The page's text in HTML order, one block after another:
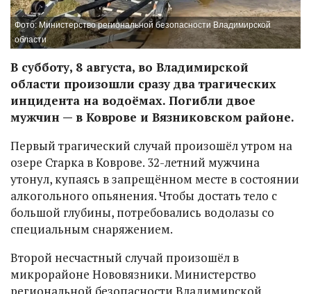
Фото: Министерство региональной безопасности Владимирской
области
В субботу, 8 августа, во Владимирской
области произошли сразу два трагических
инцидента на водоёмах. Погибли двое
мужчин — в Коврове и Вязниковском районе.
Первый трагический случай произошёл утром на
озере Старка в Коврове. 32-летний мужчина
утонул, купаясь в запрещённом месте в состоянии
алкогольного опьянения. Чтобы достать тело с
большой глубины, потребовались водолазы со
специальным снаряжением.
Второй несчастный случай произошёл в
микрорайоне Нововязники. Министерство
региональной безопасности Владимирской